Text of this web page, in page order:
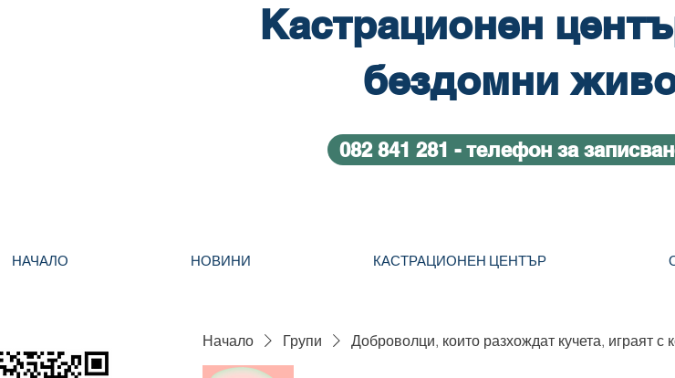
Кастрационен
бездомни
082 841 281 - телефон за
НАЧАЛО НОВИНИ КАСТРАЦИОНЕН ЦЕНТЪР
Начало Групи Доброволци, които разхождат кучета, играят с